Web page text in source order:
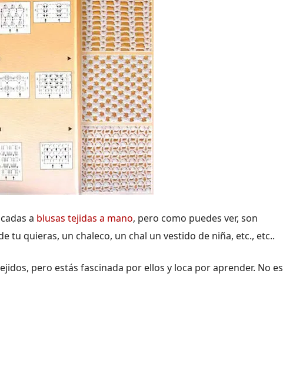
a blusas tejidas a mano, pero como puedes ver, son
tu quieras, un chaleco, un chal un vestido de niña, etc., etc..
pero estás fascinada por ellos y loca por aprender. No es